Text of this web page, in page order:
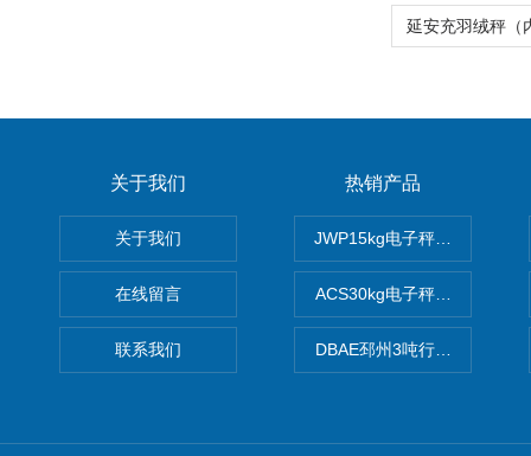
关于我们
关于我们
在线留言
联系我们
热销产品
JWP15kg电子秤价格,15公
ACS30kg电子秤价格,30公
DBAE邳州3吨行车电子吊秤